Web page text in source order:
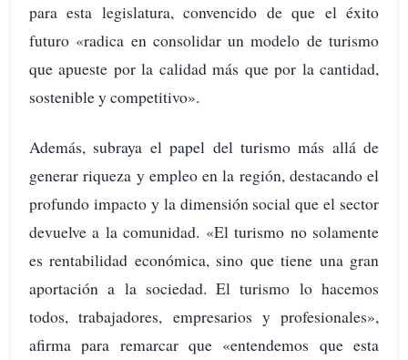
para esta legislatura, convencido de que el éxito
futuro «radica en consolidar un modelo de turismo
que apueste por la calidad más que por la cantidad,
sostenible y competitivo».
Además, subraya el papel del turismo más allá de
generar riqueza y empleo en la región, destacando el
profundo impacto y la dimensión social que el sector
devuelve a la comunidad. «El turismo no solamente
es rentabilidad económica, sino que tiene una gran
aportación a la sociedad. El turismo lo hacemos
todos, trabajadores, empresarios y profesionales»,
afirma para remarcar que «entendemos que esta